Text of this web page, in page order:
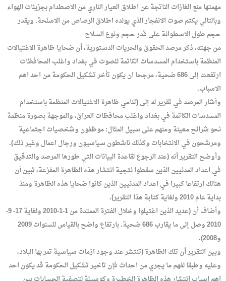
مهمتها منع الغازات الناتجة عن اطلاق العيار الناري من الاصطدام بجزيئات الهواء
وبالتالي يكتم صوت الانفجار الذي يولده اطلاق الرصاص من الاسلحة. ويقدر
حجم طول الاسطوانة على قدر حجم ونوع السلاح
من جهته، ذكر مرصد الحقوق والحريات الدستورية، أن ضحايا ظاهرة الاغتيالات
المنظمة باستخدام المسدسات الكاتمة للصوت في بغداد واغلب المحافظات
ارتفعت إلى 686 ضحية، مرجحا ان يكون تأخر تشكيل الحكومة من احد اهم
الاسباب.
وأشار المرصد في تقرير له إلى (تنامي ظاهرة الاغتيالات المنظمة باستخدام
المسدسات الكاتمة في بغداد واغلب محافظات العراق، والموجهة بصورة منظمة
نحو شرائح معينة ومنهم على سبيل المثال: موظفون وشخصيات اجتماعية
ومرشحون في الانتخابات وكذلك ناشطون سياسيون ورجال اعمال وغير ذلك).
وأوضح التقرير أنه (عند الرجوع لقاعدة البيانات التي طورها المرصد والتدقيق
في اعداد المدنيين الذين سقطوا نتجية انتشار هذه الظاهرة المفزعة، تبين أن
هنالك ارتفاعا كبيرا في اعداد المدنيين الذين كانوا ضحايا هذه الظاهرة ومنذ
بداية عام 2010 ولغاية كتابة هذا التقرير).
وأضاف أن (عديد الذين اغتيلوا وخلال الفترة الممتدة من 1-1-2010 ولغاية 17- 9-
2010 وصل إلى ما يقارب 686 ضحية. بارتفاع واضح بالقياس للسنوات 2009
و2008).
وبين التقرير أن تلك الظاهرة (تنتشر عند وجود ازمات سياسية تمر بها البلاد،
وعليه وطبقا لفهم ما يجري من احداث فإن تاخير تشكيل الحكومة قد يكون احد